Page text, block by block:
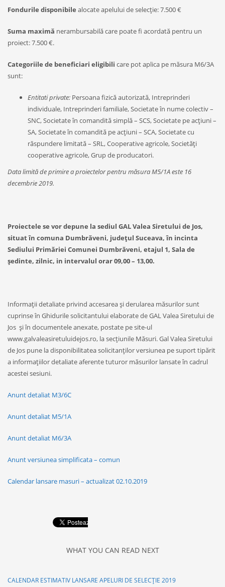
Fondurile disponibile alocate apelului de selecție: 7.500 €
Suma maximă nerambursabilă care poate fi acordată pentru un
proiect: 7.500 €.
Categoriile de beneficiari eligibili care pot aplica pe măsura M6/3A
sunt:
Entitati private: Persoana fizică autorizată, Intreprinderi
individuale, Intreprinderi familiale, Societate în nume colectiv –
SNC, Societate în comandită simplă – SCS, Societate pe acţiuni –
SA, Societate în comandită pe acţiuni – SCA, Societate cu
răspundere limitată – SRL, Cooperative agricole, Societăți
cooperative agricole, Grup de producatori.
Data limită de primire a proiectelor pentru măsura M5/1A este 16
decembrie 2019.
Proiectele se vor depune la sediul GAL Valea Siretului de Jos,
situat în comuna Dumbrăveni, județul Suceava, în incinta
Sediului Primăriei Comunei Dumbrăveni, etajul 1, Sala de
ședinte, zilnic, in intervalul orar 09,00 – 13,00.
Informații detaliate privind accesarea și derularea măsurilor sunt
cuprinse în Ghidurile solicitantului elaborate de GAL Valea Siretului de
Jos și în documentele anexate, postate pe site-ul
www.galvaleasiretuluidejos.ro, la secțiunile Măsuri. Gal Valea Siretului
de Jos pune la disponibilitatea solicitanților versiunea pe suport tipărit
a informațiilor detaliate aferente tuturor măsurilor lansate în cadrul
acestei sesiuni.
Anunt detaliat M3/6C
Anunt detaliat M5/1A
Anunt detaliat M6/3A
Anunt versiunea simplificata – comun
Calendar lansare masuri – actualizat 02.10.2019
WHAT YOU CAN READ NEXT
CALENDAR ESTIMATIV LANSARE APELURI DE SELECȚIE 2019